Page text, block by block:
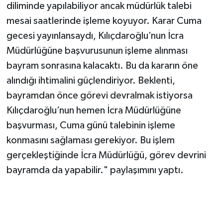
diliminde yapılabiliyor ancak müdürlük talebi
mesai saatlerinde işleme koyuyor. Karar Cuma
gecesi yayınlansaydı, Kılıçdaroğlu’nun İcra
Müdürlüğüne başvurusunun işleme alınması
bayram sonrasına kalacaktı. Bu da kararın öne
alındığı ihtimalini güçlendiriyor. Beklenti,
bayramdan önce görevi devralmak istiyorsa
Kılıçdaroğlu’nun hemen İcra Müdürlüğüne
başvurması, Cuma günü talebinin işleme
konmasını sağlaması gerekiyor. Bu işlem
gerçekleştiğinde İcra Müdürlüğü, görev devrini
bayramda da yapabilir." paylaşımını yaptı.